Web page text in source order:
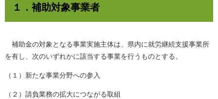
１．補助対象事業者
補助金の対象となる事業実施主体は、県内に就労継続支援事業所
を有し、次のいずれかに該当する事業を行うものとする。
（１）新たな事業分野への参入
（２）請負業務の拡大につながる取組